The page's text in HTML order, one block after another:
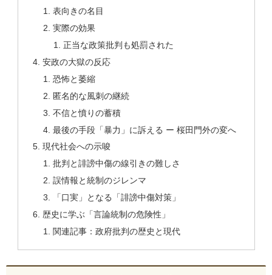
表向きの名目
実際の効果
正当な政策批判も処罰された
安政の大獄の反応
恐怖と萎縮
匿名的な風刺の継続
不信と憤りの蓄積
最後の手段「暴力」に訴える ー 桜田門外の変へ
現代社会への示唆
批判と誹謗中傷の線引きの難しさ
誤情報と統制のジレンマ
「口実」となる「誹謗中傷対策」
歴史に学ぶ「言論統制の危険性」
関連記事：政府批判の歴史と現代